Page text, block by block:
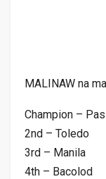
MALINAW na
Champion –
2nd – Toledo
3rd – Manila
4th – Bacolod